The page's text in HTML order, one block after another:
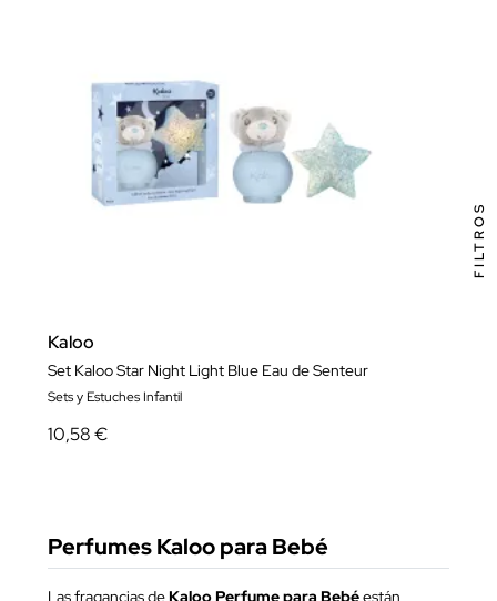
Kaloo
Set Kaloo Star Night Light Blue Eau de Senteur
Sets y Estuches Infantil
10,58 €
Perfumes Kaloo para Bebé
Las fragancias deKaloo Perfume para Bebéestán
FILTROS